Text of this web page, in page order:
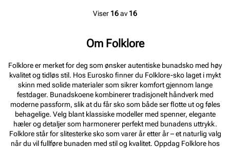
Viser 16av16
Om Folklore
Folklore er merket for deg som ønsker autentiske bunadsko med høy
kvalitet og tidløs stil. Hos Eurosko finner du Folklore-sko laget i mykt
skinn med solide materialer som sikrer komfort gjennom lange
festdager. Bunadskoene kombinerer tradisjonelt håndverk med
moderne passform, slik at du får sko som både ser flotte ut og føles
behagelige. Velg blant klassiske modeller med spenner, elegante
hæler og detaljer som harmonerer perfekt med bunadens uttrykk.
Folklore står for slitesterke sko som varer år etter år – et naturlig valg
når du vil fullføre bunaden med stil og kvalitet. Oppdag Folklore hos